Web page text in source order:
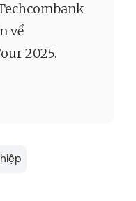
về
2025.